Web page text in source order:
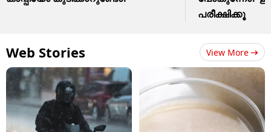
പരീക്ഷിക്കൂ
Web Stories View More